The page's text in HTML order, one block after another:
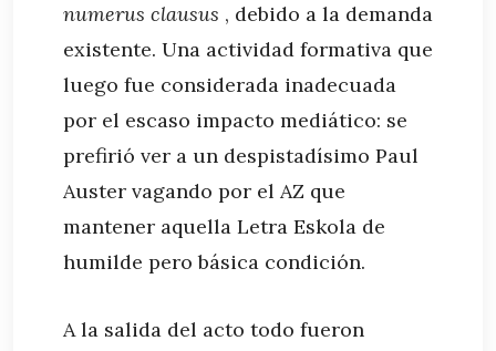
numerus clausus , debido a la demanda
existente. Una actividad formativa que
luego fue considerada inadecuada
por el escaso impacto mediático: se
prefirió ver a un despistadísimo Paul
Auster vagando por el AZ que
mantener aquella Letra Eskola de
humilde pero básica condición.
A la salida del acto todo fueron